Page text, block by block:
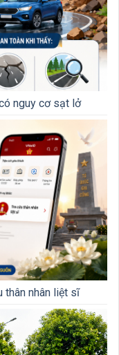
nguy cơ sạt lở
thân nhân liệt sĩ